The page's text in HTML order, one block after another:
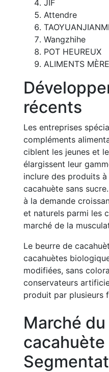
JIF
Attendre
Wangzhihe
POT HEUREUX
ALIMENTS
récents
Les entreprises
compléments
ciblent les jeunes et
élargissent leur
inclure des produits
cacahuète sans
à la demande
et naturels parmi les
marché de la
Le beurre de
cacahuètes
modifiées, sans
conservateurs
produit par plusieurs
Marché
cacahuète